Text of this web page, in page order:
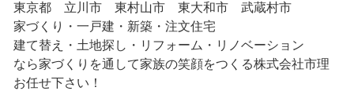
東京都 立川市 東村山市 東大和市 武蔵村市
家づくり・一戸建・新築・注文住宅
建て替え・土地探し・リフォーム・リノベーション
なら家づくりを通して家族の笑顔をつくる株式会社市理
お任せ下さい！